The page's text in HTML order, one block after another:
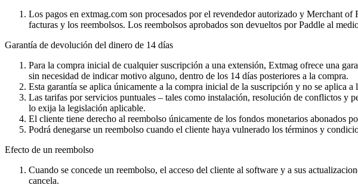
Los pagos en extmag.com son procesados por el revendedor autorizado y Merchant
facturas y los reembolsos. Los reembolsos aprobados son devueltos por Paddle al
Garantía de devolución del dinero de 14 días
Para la compra inicial de cualquier suscripción a una extensión, Extmag ofrece una
sin necesidad de indicar motivo alguno, dentro de los 14 días posteriores a la compra.
Esta garantía se aplica únicamente a la compra inicial de la suscripción y no se aplica
Las tarifas por servicios puntuales – tales como instalación, resolución de conflictos y
lo exija la legislación aplicable.
El cliente tiene derecho al reembolso únicamente de los fondos monetarios abonados
Podrá denegarse un reembolso cuando el cliente haya vulnerado los términos y
Efecto de un reembolso
Cuando se concede un reembolso, el acceso del cliente al software y a sus
cancela.